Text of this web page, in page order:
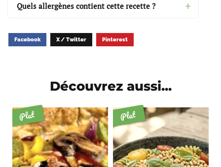
Quels allergènes contient cette recette ?
Facebook X / Twitter Pinterest
Découvrez aussi...
Plat Plat